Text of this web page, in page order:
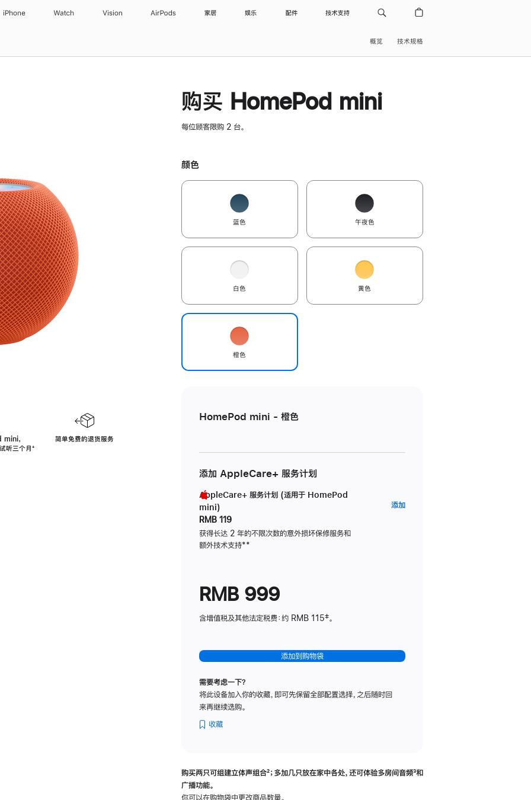
iPhone Watch Vision AirPods 家居 娱乐 配件 技术支持
概览 技术规格
，
听三个月脚
⁺
简单免费的退货服务
购买 HomePod mini
每位顾客限购 2 台。
颜色
蓝色 午夜色
白色 黄色
橙色
HomePod mini - 橙色
添加 AppleCare+ 服务计划
AppleCare+ 服务计划 (适用于 HomePod
mini)
RMB 119
获得长达 2 年的不限次数的意外损坏保修服务和
额外技术支持脚
**
添加AppleCare+
RMB 999
含增值税及其他法定税费：约 RMB 115‡。
添加到购物袋
需要考虑一下？
将此设备加入你的收藏，即可先保留全部配置选择，之后随时回
来再继续选购。
收藏
购买两只可组建立体声组合脚
²；多加几只放在家中各处，还可体验多‍房‍间音频脚
³和
广播功能。
你可以在购物袋中更改商品数量。